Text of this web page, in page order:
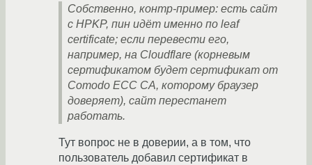
Собственно, контр-пример: есть сайт
с HPKP, пин идёт именно по leaf
certificate; если перевести его,
например, на Cloudflare (корневым
сертификатом будет сертификат от
Comodo ECC CA, которому браузер
доверяет), сайт перестанет
работать.
Тут вопрос не в доверии, а в том, что
пользователь добавил сертификат в